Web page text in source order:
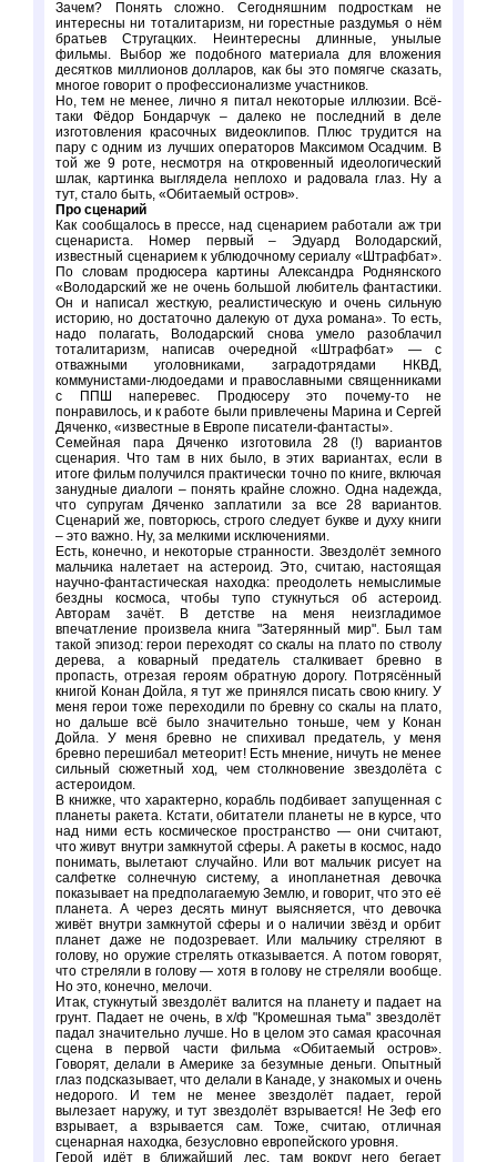
Зачем? Понять сложно. Сегодняшним подросткам не
интересны ни тоталитаризм, ни горестные раздумья о нём
братьев Стругацких. Неинтересны длинные, унылые
фильмы. Выбор же подобного материала для вложения
десятков миллионов долларов, как бы это помягче сказать,
многое говорит о профессионализме участников.
Но, тем не менее, лично я питал некоторые иллюзии. Всё-
таки Фёдор Бондарчук – далеко не последний в деле
изготовления красочных видеоклипов. Плюс трудится на
пару с одним из лучших операторов Максимом Осадчим. В
той же 9 роте, несмотря на откровенный идеологический
шлак, картинка выглядела неплохо и радовала глаз. Ну а
тут, стало быть, «Обитаемый остров».
Про сценарий
Как сообщалось в прессе, над сценарием работали аж три
сценариста. Номер первый – Эдуард Володарский,
известный сценарием к ублюдочному сериалу «Штрафбат».
По словам продюсера картины Александра Роднянского
«Володарский же не очень большой любитель фантастики.
Он и написал жесткую, реалистическую и очень сильную
историю, но достаточно далекую от духа романа». То есть,
надо полагать, Володарский снова умело разоблачил
тоталитаризм, написав очередной «Штрафбат» — с
отважными уголовниками, заградотрядами НКВД,
коммунистами-людоедами и православными священниками
с ППШ наперевес. Продюсеру это почему-то не
понравилось, и к работе были привлечены Марина и Сергей
Дяченко, «известные в Европе писатели-фантасты».
Семейная пара Дяченко изготовила 28 (!) вариантов
сценария. Что там в них было, в этих вариантах, если в
итоге фильм получился практически точно по книге, включая
занудные диалоги – понять крайне сложно. Одна надежда,
что супругам Дяченко заплатили за все 28 вариантов.
Сценарий же, повторюсь, строго следует букве и духу книги
– это важно. Ну, за мелкими исключениями.
Есть, конечно, и некоторые странности. Звездолёт земного
мальчика налетает на астероид. Это, считаю, настоящая
научно-фантастическая находка: преодолеть немыслимые
бездны космоса, чтобы тупо стукнуться об астероид.
Авторам зачёт. В детстве на меня неизгладимое
впечатление произвела книга "Затерянный мир". Был там
такой эпизод: герои переходят со скалы на плато по стволу
дерева, а коварный предатель сталкивает бревно в
пропасть, отрезая героям обратную дорогу. Потрясённый
книгой Конан Дойла, я тут же принялся писать свою книгу. У
меня герои тоже переходили по бревну со скалы на плато,
но дальше всё было значительно тоньше, чем у Конан
Дойла. У меня бревно не спихивал предатель, у меня
бревно перешибал метеорит! Есть мнение, ничуть не менее
сильный сюжетный ход, чем столкновение звездолёта с
астероидом.
В книжке, что характерно, корабль подбивает запущенная с
планеты ракета. Кстати, обитатели планеты не в курсе, что
над ними есть космическое пространство — они считают,
что живут внутри замкнутой сферы. А ракеты в космос, надо
понимать, вылетают случайно. Или вот мальчик рисует на
салфетке солнечную систему, а инопланетная девочка
показывает на предполагаемую Землю, и говорит, что это её
планета. А через десять минут выясняется, что девочка
живёт внутри замкнутой сферы и о наличии звёзд и орбит
планет даже не подозревает. Или мальчику стреляют в
голову, но оружие стрелять отказывается. А потом говорят,
что стреляли в голову — хотя в голову не стреляли вообще.
Но это, конечно, мелочи.
Итак, стукнутый звездолёт валится на планету и падает на
грунт. Падает не очень, в х/ф "Кромешная тьма" звездолёт
падал значительно лучше. Но в целом это самая красочная
сцена в первой части фильма «Обитаемый остров».
Говорят, делали в Америке за безумные деньги. Опытный
глаз подсказывает, что делали в Канаде, у знакомых и очень
недорого. И тем не менее звездолёт падает, герой
вылезает наружу, и тут звездолёт взрывается! Не Зеф его
взрывает, а взрывается сам. Тоже, считаю, отличная
сценарная находка, безусловно европейского уровня.
Герой идёт в ближайший лес, там вокруг него бегает